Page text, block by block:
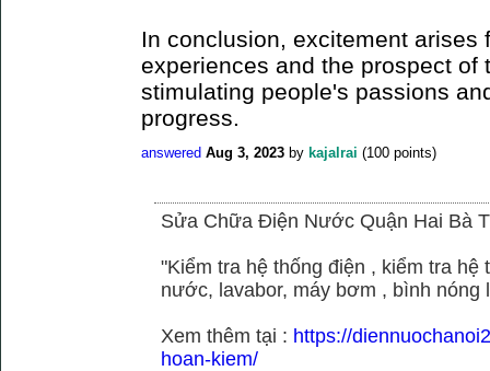
In conclusion, excitement arises
experiences and the prospect of
stimulating people's passions
progress.
answered Aug 3, 2023 by kajalrai (100 points)
Sửa Chữa Điện Nước Quận Hai Bà
"Kiểm tra hệ thống điện , kiểm tra
nước, lavabor, máy bơm , bình nóng
Xem thêm tại : https://
hoan-kiem/